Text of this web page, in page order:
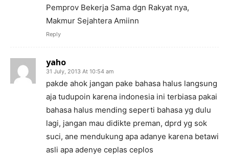
Pemprov Bekerja Sama dgn Rakyat nya,
Makmur Sejahtera Amiinn
Reply
yaho
31 July, 2013 At 10:54 am
pakde ahok jangan pake bahasa halus langsung
aja tudupoin karena indonesia ini terbiasa pakai
bahasa halus mending seperti bahasa yg dulu
lagi, jangan mau didikte preman, dprd yg sok
suci, ane mendukung apa adanye karena betawi
asli apa adenye ceplas ceplos